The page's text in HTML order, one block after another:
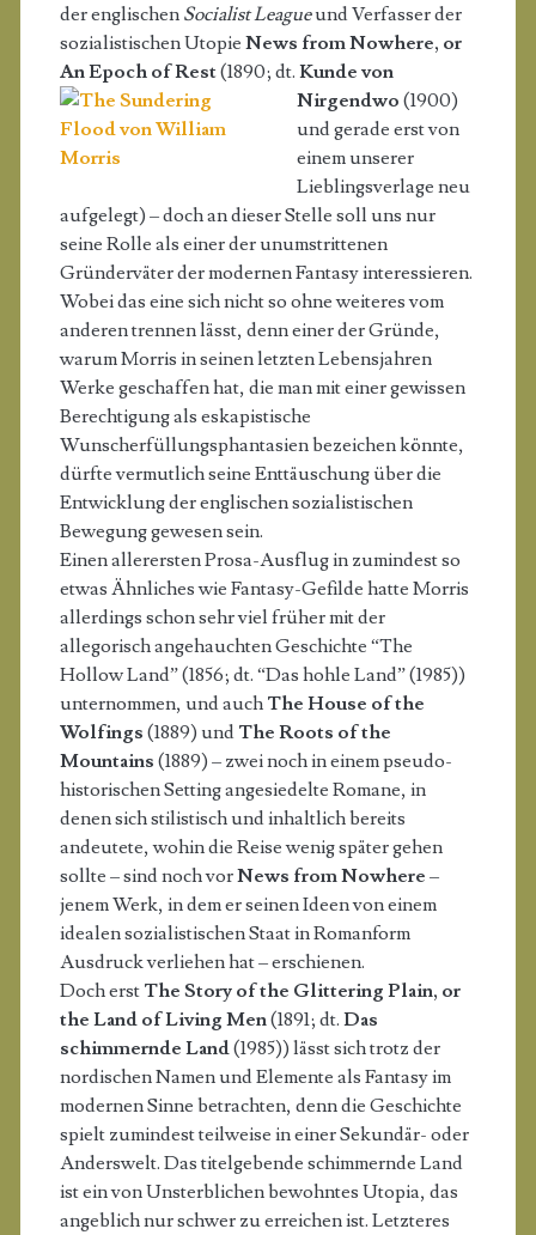
der englischen Socialist Leagueund Verfasser der
sozialistischen Utopie News from Nowhere, or
An Epoch of Rest(1890; dt. Kunde von
Nirgendwo (1900)
und gerade erst von
einem unserer
Lieblingsverlage neu
aufgelegt) – doch an dieser Stelle soll uns nur
seine Rolle als einer der unumstrittenen
Gründerväter der modernen Fantasy interessieren.
Wobei das eine sich nicht so ohne weiteres vom
anderen trennen lässt, denn einer der Gründe,
warum Morris in seinen letzten Lebensjahren
Werke geschaffen hat, die man mit einer gewissen
Berechtigung als eskapistische
Wunscherfüllungsphantasien bezeichen könnte,
dürfte vermutlich seine Enttäuschung über die
Entwicklung der englischen sozialistischen
Bewegung gewesen sein.
Einen allerersten Prosa-Ausflug in zumindest so
etwas Ähnliches wie Fantasy-Gefilde hatte Morris
allerdings schon sehr viel früher mit der
allegorisch angehauchten Geschichte “The
Hollow Land” (1856; dt. “Das hohle Land” (1985))
unternommen, und auch The House of the
Wolfings (1889) und The Roots of the
Mountains (1889) – zwei noch in einem pseudo-
historischen Setting angesiedelte Romane, in
denen sich stilistisch und inhaltlich bereits
andeutete, wohin die Reise wenig später gehen
sollte – sind noch vorNews from Nowhere –
jenem Werk, in dem er seinen Ideen von einem
idealen sozialistischen Staat in Romanform
Ausdruck verliehen hat – erschienen.
Doch erst The Story of the Glittering Plain, or
the Land of Living Men(1891; dt. Das
schimmernde Land(1985)) lässt sich trotz der
nordischen Namen und Elemente als Fantasy im
modernen Sinne betrachten, denn die Geschichte
spielt zumindest teilweise in einer Sekundär- oder
Anderswelt. Das titelgebende schimmernde Land
ist ein von Unsterblichen bewohntes Utopia, das
angeblich nur schwer zu erreichen ist. Letzteres